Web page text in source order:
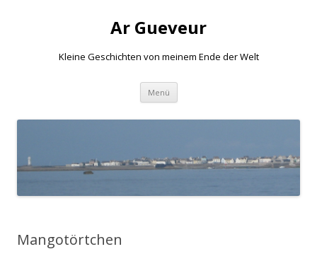
Ar Gueveur
Kleine Geschichten von meinem Ende der Welt
Menü Springe
Inhalt
Mangotörtchen